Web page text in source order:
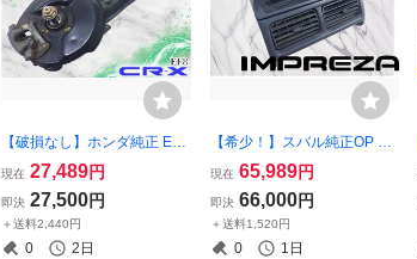
【破損なし】ホンダ純正 EF8
CR-X B16A リア トレーリン
グアーム ブラケット トレー
ディング 右側 運転席側 激安
魔王 EF2 EF3 EF4 EF5
現在 27,489円
即決 27,500円
＋送料2,440円
0 2日
【希少！】スバル純正OP GC
8 インプレッサ センターパネ
ル 3連メーターパネル 吹き出
し口パネル 内装 激安魔王 即
納 カスタム ドレスアップ
現在 65,989円
即決 66,000円
＋送料1,520円
0 1日